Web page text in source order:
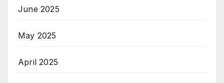
June 2025
May 2025
April 2025